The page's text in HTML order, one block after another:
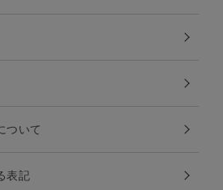
ついて
表記